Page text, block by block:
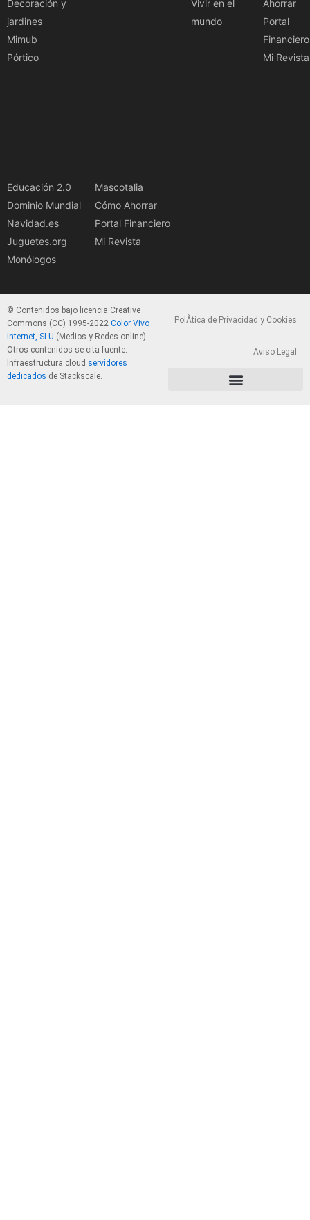
Decoración y
jardines
Mimub
Pórtico
Vivir en el
mundo
Ahorrar
Portal
Financiero
Mi Revista
Educación 2.0
Dominio Mundial
Navidad.es
Juguetes.org
Monólogos
Mascotalia
Cómo Ahorrar
Portal Financiero
Mi Revista
© Contenidos bajo licencia Creative
Commons (CC) 1995-2022 Color Vivo
Internet, SLU (Medios y Redes online).
Otros contenidos se cita fuente.
Infraestructura cloud servidores
dedicados de Stackscale.
PolÃ­tica de Privacidad y Cookies
Aviso Legal